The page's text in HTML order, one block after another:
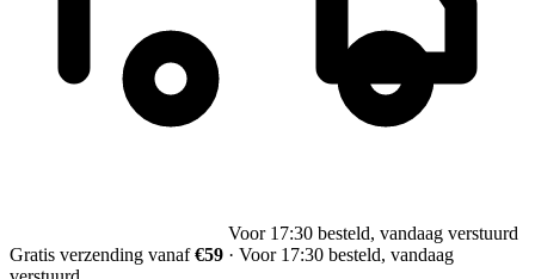
Voor 17:30 besteld, vandaag verstuurd
Gratis verzending vanaf€59 · Voor 17:30 besteld, vandaag